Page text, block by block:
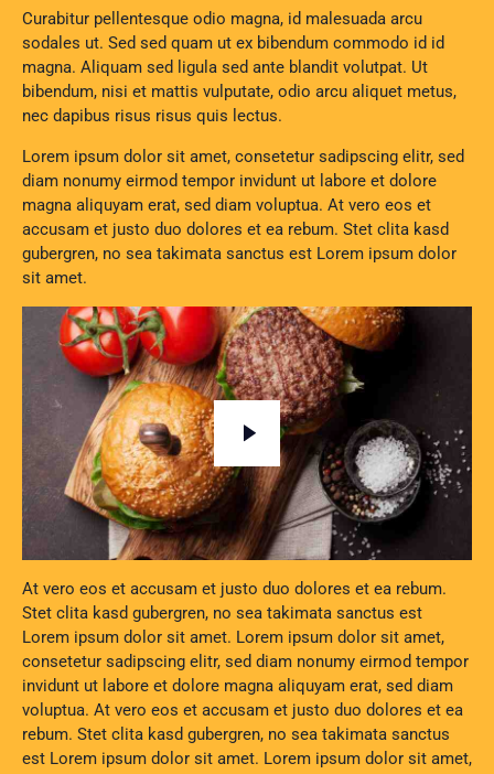
Curabitur pellentesque odio magna, id malesuada arcu
sodales ut. Sed sed quam ut ex bibendum commodo id id
magna. Aliquam sed ligula sed ante blandit volutpat. Ut
bibendum, nisi et mattis vulputate, odio arcu aliquet metus,
nec dapibus risus risus quis lectus.
Lorem ipsum dolor sit amet, consetetur sadipscing elitr, sed
diam nonumy eirmod tempor invidunt ut labore et dolore
magna aliquyam erat, sed diam voluptua. At vero eos et
accusam et justo duo dolores et ea rebum. Stet clita kasd
gubergren, no sea takimata sanctus est Lorem ipsum dolor
sit amet.
At vero eos et accusam et justo duo dolores et ea rebum.
Stet clita kasd gubergren, no sea takimata sanctus est
Lorem ipsum dolor sit amet. Lorem ipsum dolor sit amet,
consetetur sadipscing elitr, sed diam nonumy eirmod tempor
invidunt ut labore et dolore magna aliquyam erat, sed diam
voluptua. At vero eos et accusam et justo duo dolores et ea
rebum. Stet clita kasd gubergren, no sea takimata sanctus
est Lorem ipsum dolor sit amet. Lorem ipsum dolor sit amet,